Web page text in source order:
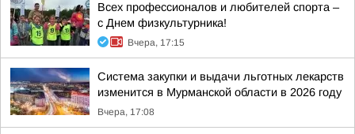
Всех профессионалов и любителей спорта –
с Днем физкультурника!
Вчера, 17:15
Система закупки и выдачи льготных лекарств
изменится в Мурманской области в 2026 году
Вчера, 17:08